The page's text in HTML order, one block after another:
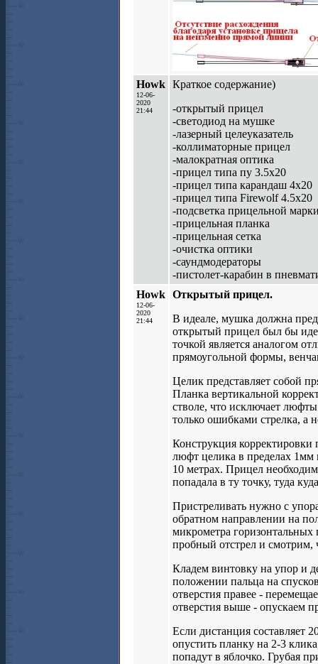
Howk
12-06-
2020
21:44
Краткое содержание)
-открытый прицел
-светодиод на мушке
-лазерный целеуказатель
-коллиматорные прицел
-малократная оптика
-прицел типа пу 3.5х20
-прицел типа карандаш 4х20
-прицел типа Firewolf 4.5x20
-подсветка прицельной
-прицельная планка
-прицельная сетка
-очистка оптики
-саундмодераторы
-пистолет-карабин в
Howk
12-06-
2020
21:44
Открытый прицел.
В идеале, мушка должна
открытый прицел был бы
точкой является аналогом
прямоугольной формы,
Целик представляет собой
Планка вертикальной
стволе, что исключает
только ошибками стрелка, а
Конструкция
люфт целика в пределах
10 метрах. Прицел
попадала в ту точку, туда
Пристреливать нужно с
обратном направлении на
микрометра
пробный отстрел и смотрим,
Кладем винтовку на упор и
положении пальца на
отверстия правее -
отверстия выше - опускаем
Если дистанция составляет
опустить планку на 2-3
попадут в яблочко. Грубая